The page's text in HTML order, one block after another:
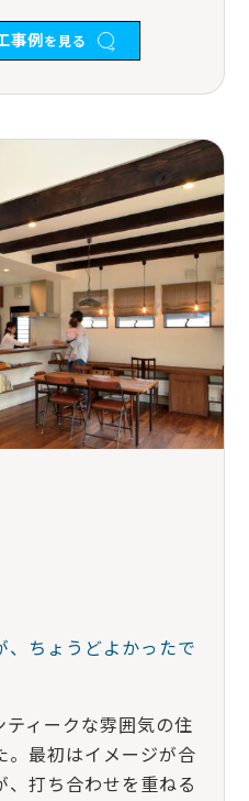
事例 を見る
、ちょうどよかったで
ティークな雰囲気の住
。最初はイメージが合
、打ち合わせを重ねる